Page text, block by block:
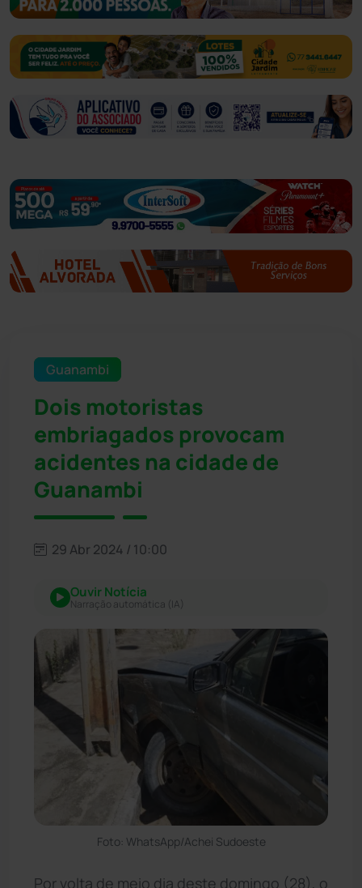
Guanambi
Dois motoristas
embriagados provocam
acidentes na cidade de
Guanambi
29 Abr 2024 / 10:00
Ouvir Notícia
Narração automática (IA)
Foto: WhatsApp/Achei Sudoeste
Por volta de meio dia deste domingo (28), o